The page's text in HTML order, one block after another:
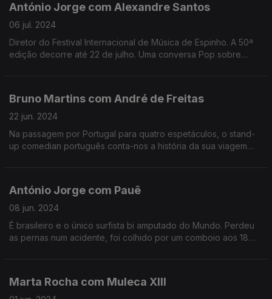
António Jorge com Alexandre Santos
06 jul. 2024
Diretor do Festival Internacional de Música de Espinho. A 50ª
edição decorre até 22 de julho. Uma conversa Pop sobre
Bruno Martins com André de Freitas
22 jun. 2024
Na passagem por Portugal para quatro espetáculos, o stand-
up comedian português conta-nos a história da sua viagem
António Jorge com Pauê
08 jun. 2024
É brasileiro e o único surfista bi amputado do Mundo. Perdeu
as pernas num acidente, foi colhido por um comboio aos 18
Marta Rocha com Muleca XIII